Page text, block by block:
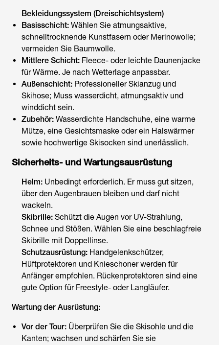
Bekleidungssystem (Dreischichtsystem)
Basisschicht: Wählen Sie atmungsaktive,
schnelltrocknende Kunstfasern oder Merinowolle;
vermeiden Sie Baumwolle.
Mittlere Schicht: Fleece- oder leichte Daunenjacke
für Wärme. Je nach Wetterlage anpassbar.
Außenschicht: Professioneller Skianzug und
Skihose; Muss wasserdicht, atmungsaktiv und
winddicht sein.
Zubehör: Wasserdichte Handschuhe, eine warme
Mütze, eine Gesichtsmaske oder ein Halswärmer
sowie hochwertige Skisocken sind unerlässlich.
Sicherheits- und Wartungsausrüstung
Helm: Unbedingt erforderlich. Er muss gut sitzen,
über den Augenbrauen bleiben und darf nicht
wackeln.
Skibrille: Schützt die Augen vor UV-Strahlung,
Schnee und Stößen. Wählen Sie eine beschlagfreie
Skibrille mit Doppellinse.
Schutzausrüstung: Handgelenkschützer,
Hüftprotektoren und Knieschoner werden für
Anfänger empfohlen. Rückenprotektoren sind eine
gute Option für Freestyle- oder Langläufer.
Wartung der Ausrüstung:
Vor der Tour: Überprüfen Sie die Skisohle und die
Kanten; wachsen und schärfen Sie sie